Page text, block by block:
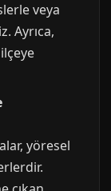
veya
Ayrıca,
yöresel